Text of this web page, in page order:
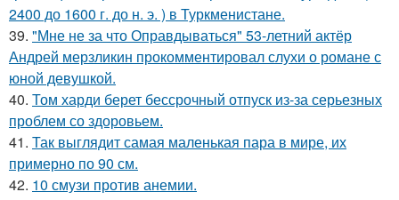
2400 до 1600 г. до н. э. ) в Туркменистане.
39. "Мне не за что Оправдываться" 53-летний актёр
Андрей мерзликин прокомментировал слухи о романе с
юной девушкой.
40. Том харди берет бессрочный отпуск из-за серьезных
проблем со здоровьем.
41. Так выглядит самая маленькая пара в мире, их
примерно по 90 см.
42. 10 смузи против анемии.